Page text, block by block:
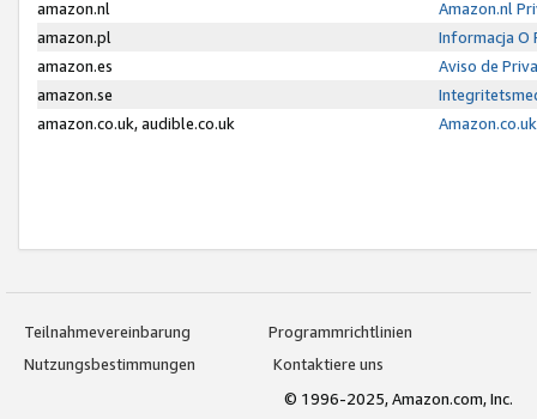
amazon.nl
Amazon.nl
amazon.pl
Informacja O
amazon.es
Aviso de
amazon.se
amazon.co.uk, audible.co.uk
Teilnahmevereinbarung
Programmrichtlinien
Nutzungsbestimmungen
Kontaktiere uns
© 1996-2025, Amazon.com, Inc.